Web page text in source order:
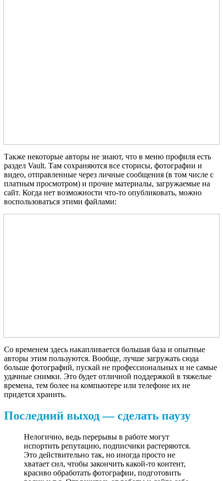
Также некоторые авторы не знают, что в меню профиля есть
раздел Vault. Там сохраняются все сторисы, фотографии и
видео, отправленные через личные сообщения (в том числе с
платным просмотром) и прочие материалы, загружаемые на
сайт. Когда нет возможности что-то опубликовать, можно
воспользоваться этими файлами:
Со временем здесь накапливается большая база и опытные
авторы этим пользуются. Вообще, лучше загружать сюда
больше фотографий, пускай не профессиональных и не самые
удачные снимки. Это будет отличной поддержкой в тяжелые
времена, тем более на компьютере или телефоне их не
придется хранить.
Последний выход — сделать паузу
Нелогично, ведь перерывы в работе могут
испортить репутацию, подписчики растеряются.
Это действительно так, но иногда просто не
хватает сил, чтобы закончить какой-то контент,
красиво обработать фотографии, подготовить